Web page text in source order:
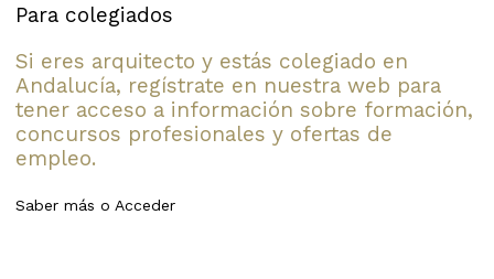
Para colegiados
Si eres arquitecto y estás colegiado en
Andalucía, regístrate en nuestra web para
tener acceso a información sobre formación,
concursos profesionales y ofertas de
empleo.
Saber más o Acceder